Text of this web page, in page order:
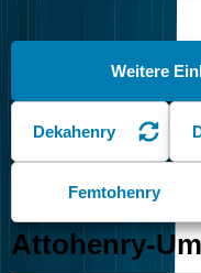
Attohenry-
Weitere
Dekahenry
Femtohenry